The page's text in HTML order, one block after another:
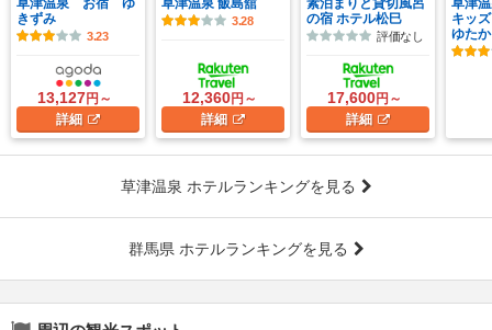
きずみ
3.23
13,127円～
詳細
3.28
12,360円～
詳細
の宿 ホテル松巳
評価なし
17,600円～
詳細
キッ
ゆたか
草津温泉 ホテルランキングを見る
群馬県 ホテルランキングを見る